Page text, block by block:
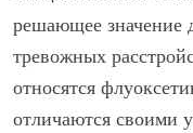
решающее значение
тревожных
относятся
отличаются своими